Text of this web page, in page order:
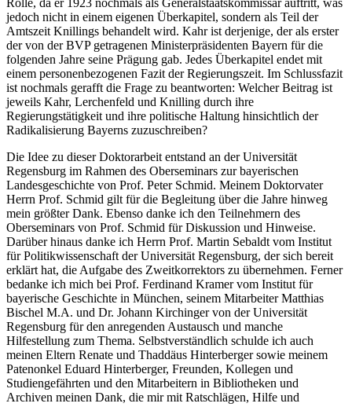
jedoch nicht in einem eigenen Überkapitel, sondern als Teil der
Amtszeit Knillings behandelt wird. Kahr ist derjenige, der als erster
der von der BVP getragenen Ministerpräsidenten Bayern für die
folgenden Jahre seine Prägung gab. Jedes Überkapitel endet mit
einem personenbezogenen Fazit der Regierungszeit. Im Schlussfazit
ist nochmals gerafft die Frage zu beantworten: Welcher Beitrag ist
jeweils Kahr, Lerchenfeld und Knilling durch ihre
Regierungstätigkeit und ihre politische Haltung hinsichtlich der
Radikalisierung Bayerns zuzuschreiben?
Die Idee zu dieser Doktorarbeit entstand an der Universität
Regensburg im Rahmen des Oberseminars zur bayerischen
Landesgeschichte von Prof. Peter Schmid. Meinem Doktorvater
Herrn Prof. Schmid gilt für die Begleitung über die Jahre hinweg
mein größter Dank. Ebenso danke ich den Teilnehmern des
Oberseminars von Prof. Schmid für Diskussion und Hinweise.
Darüber hinaus danke ich Herrn Prof. Martin Sebaldt vom Institut
für Politikwissenschaft der Universität Regensburg, der sich bereit
erklärt hat, die Aufgabe des Zweitkorrektors zu übernehmen. Ferner
bedanke ich mich bei Prof. Ferdinand Kramer vom Institut für
bayerische Geschichte in München, seinem Mitarbeiter Matthias
Bischel M.A. und Dr. Johann Kirchinger von der Universität
Regensburg für den anregenden Austausch und manche
Hilfestellung zum Thema. Selbstverständlich schulde ich auch
meinen Eltern Renate und Thaddäus Hinterberger sowie meinem
Patenonkel Eduard Hinterberger, Freunden, Kollegen und
Studiengefährten und den Mitarbeitern in Bibliotheken und
Archiven meinen Dank, die mir mit Ratschlägen, Hilfe und